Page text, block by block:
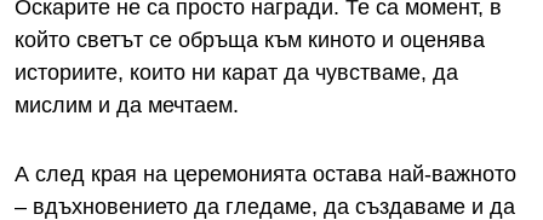
Оскарите не са просто награди. Те са момент, в
който светът се обръща към киното и оценява
историите, които ни карат да чувстваме, да
мислим и да мечтаем.
А след края на церемонията остава най-важното
– вдъхновението да гледаме, да създаваме и да